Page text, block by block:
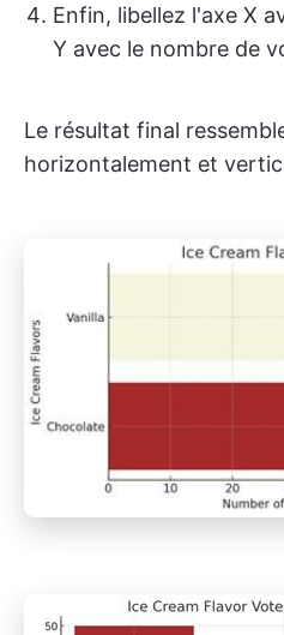
Enfin, libellez l'axe X
Y avec le nombre de
Le résultat final
horizontalement et